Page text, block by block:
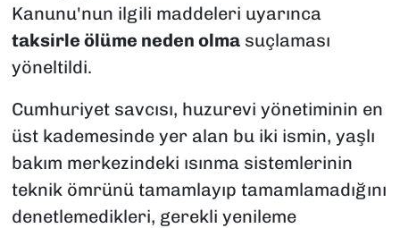
Kanunu'nun ilgili maddeleri uyarınca
taksirle ölüme neden olmasuçlaması
yöneltildi.
Cumhuriyet savcısı, huzurevi yönetiminin en
üst kademesinde yer alan bu iki ismin, yaşlı
bakım merkezindeki ısınma sistemlerinin
teknik ömrünü tamamlayıp tamamlamadığını
denetlemedikleri, gerekli yenileme